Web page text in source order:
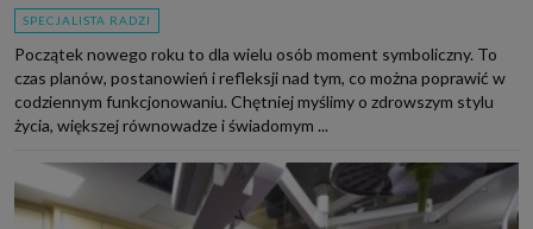
SPECJALISTA RADZI
Początek nowego roku to dla wielu osób moment symboliczny. To
czas planów, postanowień i refleksji nad tym, co można poprawić w
codziennym funkcjonowaniu. Chętniej myślimy o zdrowszym stylu
życia, większej równowadze i świadomym ...